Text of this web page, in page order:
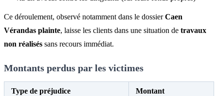
Ce déroulement, observé notamment dans le dossierCaen
Vérandas plainte, laisse les clients dans une situation de travaux
non réalisés sans recours immédiat.
Montants perdus par les victimes
Type de préjudice Montant